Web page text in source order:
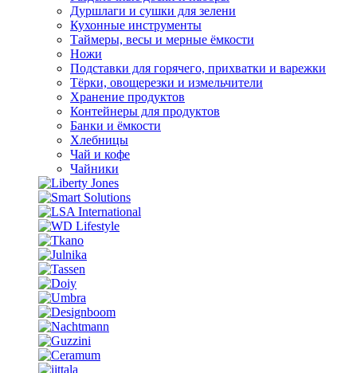
Дуршлаги и сушки для зелени
Кухонные инструменты
Таймеры, весы и мерные ёмкости
Ножи
Подставки для горячего, прихватки и варежки
Тёрки, овощерезки и измельчители
Хранение продуктов
Контейнеры для продуктов
Банки и ёмкости
Хлебницы
Чай и кофе
Чайники